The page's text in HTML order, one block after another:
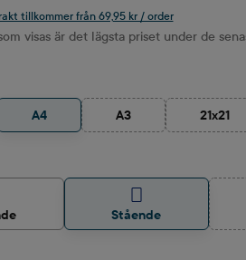
tillkommer från 69,95 kr / order
visas är det lägsta priset under de
är för närvarande inte tillgängligt.)
A4 A3
(Det här alternativet är
21x21
(Det
Stående